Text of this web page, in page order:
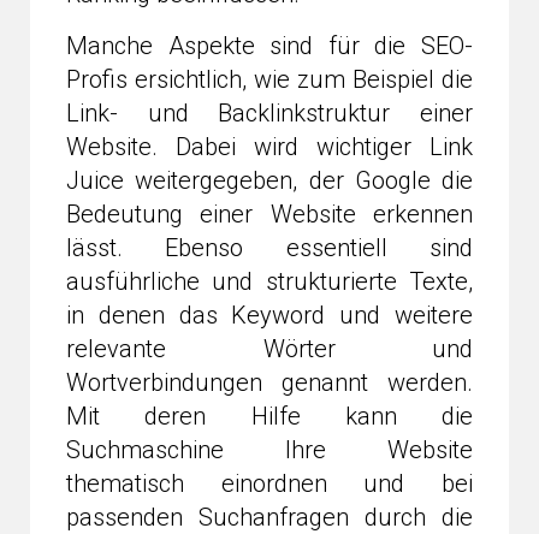
Manche Aspekte sind für die SEO-
Profis ersichtlich, wie zum Beispiel die
Link- und Backlinkstruktur einer
Website. Dabei wird wichtiger Link
Juice weitergegeben, der Google die
Bedeutung einer Website erkennen
lässt. Ebenso essentiell sind
ausführliche und strukturierte Texte,
in denen das Keyword und weitere
relevante Wörter und
Wortverbindungen genannt werden.
Mit deren Hilfe kann die
Suchmaschine Ihre Website
thematisch einordnen und bei
passenden Suchanfragen durch die